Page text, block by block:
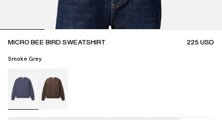
MICRO BEE BIRD SWEATSHIRT 225USD
Smoke Grey